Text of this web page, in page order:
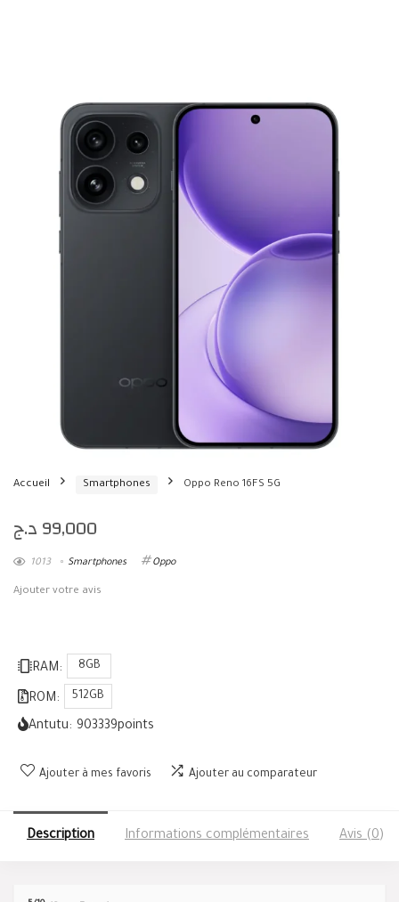
Accueil Smartphones Oppo Reno 16FS 5G
99,000د.ج
1013 Smartphones Oppo
Ajouter votre avis
RAM: 8GB
ROM: 512GB
Antutu: 903339points
Ajouter à mes favoris Ajouter au comparateur
Description Informations complémentaires Avis (0)